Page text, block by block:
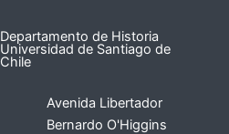
Departamento de Historia
Universidad de Santiago de
Chile
Avenida Libertador
Bernardo O'Higgins